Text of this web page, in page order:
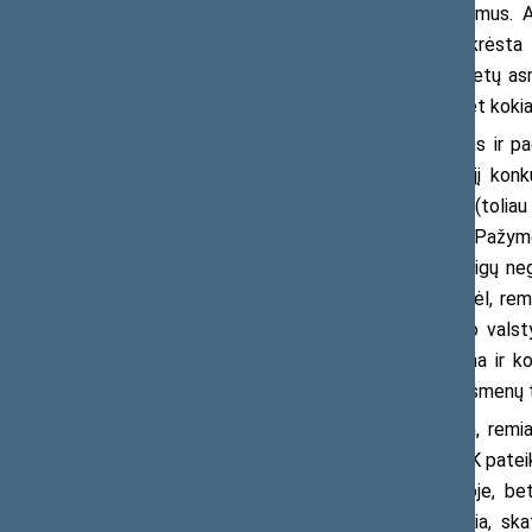
Katkauskaitę ir išklausė jos
bendradarbiavimą, tačiau yra pati
darbuotojai nėra nusiteikę prieš konkretų
skaidrumu, todėl siekia užkirsti kelią bet
Visgi siekdamas padėti žmonėms ir
galimam neteisėtumui rengiant viešąjį
Vyriausiąją tarnybinės etikos komisiją
kontroliavo valstybės tarnybos metu.
– pastarąjį laimėjo PSPC vadovo pareigų
vykdė PSPC priežiūrą ir kontrolę, todėl,
toks asmuo bent vienerius metus po
Šarknicko manymu, privalo būti žinoma
konkurso bei konkurse dalyvaujančių
Atsižvelgiant į tai, kas išdėstyta,
Gibienę, prašydamas sureaguoti į VTEK
tik Lietuvos Respublikos Konstitucijoje,
džiaugsmais su išrinkta miesto valdžia,